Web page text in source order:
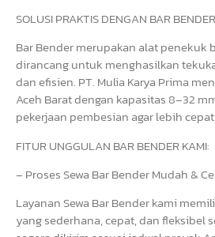
SOLUSI PRAKTIS DENGAN BAR
Bar Bender merupakan alat penekuk
dirancang untuk menghasilkan
dan efisien. PT. Mulia Karya Prima
Aceh Barat dengan kapasitas 8–32
pekerjaan pembesian agar lebih
FITUR UNGGULAN BAR BENDER KAMI:
– Proses Sewa Bar Bender Mudah &
Layanan Sewa Bar Bender kami
yang sederhana, cepat, dan fleksibel